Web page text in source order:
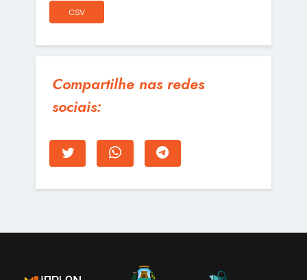
CSV
Compartilhe nas redes
sociais: